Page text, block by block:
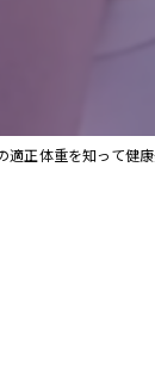
適正体重を知って健